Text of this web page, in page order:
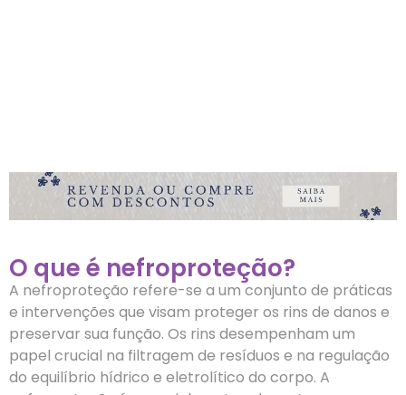
O que é nefroproteção?
A nefroproteção refere-se a um conjunto de práticas
e intervenções que visam proteger os rins de danos e
preservar sua função. Os rins desempenham um
papel crucial na filtragem de resíduos e na regulação
do equilíbrio hídrico e eletrolítico do corpo. A